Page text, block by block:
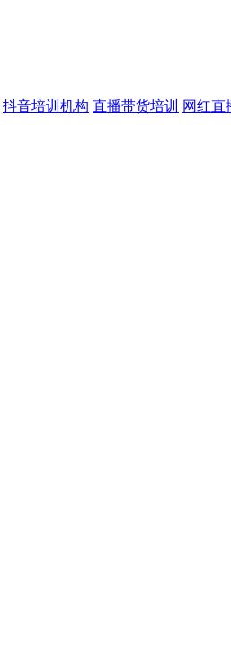
抖音培训机构 直播带货培训 网红直